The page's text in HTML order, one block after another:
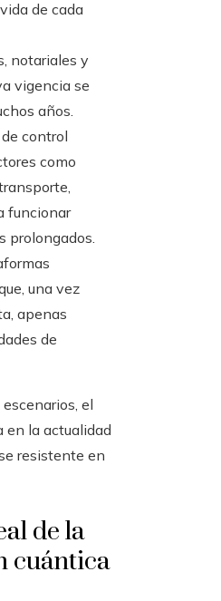
de cada
notariales y
vigencia se
años.
control
como
funcionar
prolongados.
una vez
apenas
de
el
en la actualidad
resistente en
de la
cuántica